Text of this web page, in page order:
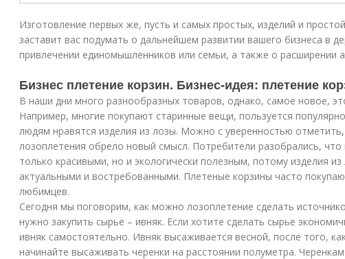
Изготовление первых же, пусть и самых простых, изделий и
заставит вас подумать о дальнейшем развитии вашего бизнеса в
привлечении единомышленников или семьи, а также о расширении
Бизнес плетение корзин. Бизнес-идея: плетение
В наши дни много разнообразных товаров, однако, самое новое,
Например, многие покупают старинные вещи, пользуется
людям нравятся изделия из лозы. Можно с уверенностью отметить,
лозоплетения обрело новый смысл. Потребители разобрались,
только красивыми, но и экологически полезным, потому изделия
актуальными и востребованными. Плетеные корзины часто
любимцев.
Сегодня мы поговорим, как можно лозоплетение сделать
нужно закупить сырье – ивняк. Если хотите сделать сырье
ивняк самостоятельно. Ивняк высаживается весной, после того,
начинайте высаживать черенки на расстоянии полуметра.